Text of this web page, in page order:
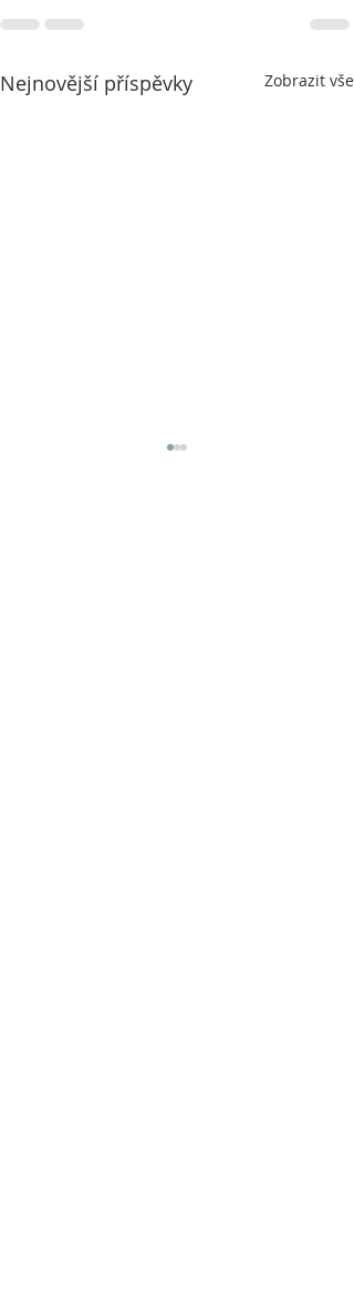
Nejnovější příspěvky Zobrazit vše